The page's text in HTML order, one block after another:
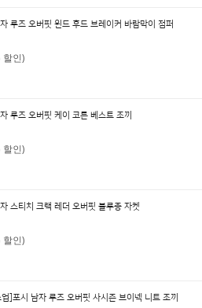
루즈 오버핏 윈드 후드 브레이커 바람막이 점퍼
할인)
루즈 오버핏 케이 코튼 베스트 조끼
할인)
스티치 크랙 레더 오버핏 블루종 자켓
할인)
]포시 남자 루즈 오버핏 사시즌 브이넥 니트 조끼